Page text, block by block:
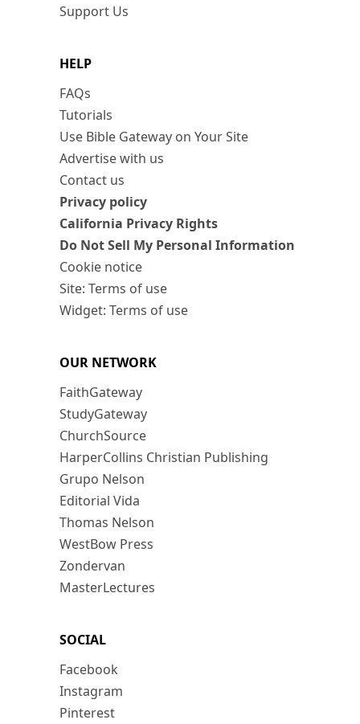
Support Us
HELP
FAQs
Tutorials
Use Bible Gateway on Your Site
Advertise with us
Contact us
Privacy policy
California Privacy Rights
Do Not Sell My Personal Information
Cookie notice
Site: Terms of use
Widget: Terms of use
OUR NETWORK
FaithGateway
StudyGateway
ChurchSource
HarperCollins Christian Publishing
Grupo Nelson
Editorial Vida
Thomas Nelson
WestBow Press
Zondervan
MasterLectures
SOCIAL
Facebook
Instagram
Pinterest